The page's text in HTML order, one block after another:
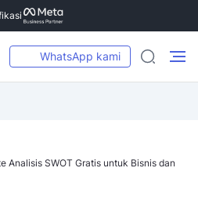
WhatsApp kami
Analisis SWOT Gratis untuk Bisnis dan